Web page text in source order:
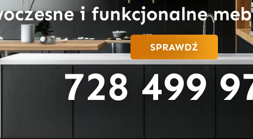
i funkcjonalne
SPRAWDŹ
728 499